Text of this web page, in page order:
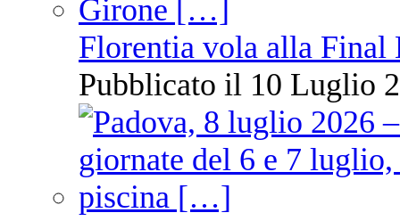
Florentia vola alla Final
Pubblicato il 10 Luglio